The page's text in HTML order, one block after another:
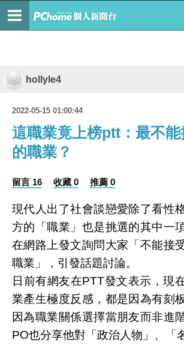
hollyle4
2022-05-15 01:00:44
這職業竟上榜ptt：最不
的職業？
留言 16 收藏 0 推薦 0
現代人出了社會談戀愛除了看性
方的「職業」也是挑選的其中一
在網路上發文詢問大家「不能接
職業」，引發話題討論。
日前有網友在PTT發文表示，現
業產生極度反感，都是因為有刻
因為職業關係選擇當朋友而非進
PO也分享他對「政治人物」、「